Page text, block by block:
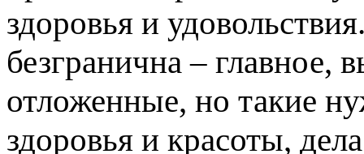
здоровья и
безгранична – главное,
отложенные, но такие
здоровья и красоты,